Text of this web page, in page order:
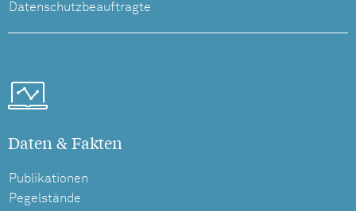
Datenschutzbeauftragte
Daten & Fakten
Publikationen
Pegelstände